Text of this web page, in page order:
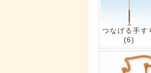
つなげる手す
(6)